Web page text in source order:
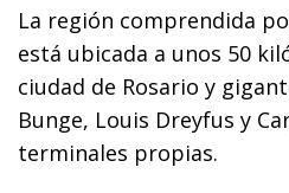
La región comprendida
está ubicada a unos 50
ciudad de Rosario y
Bunge, Louis Dreyfus y
terminales propias.